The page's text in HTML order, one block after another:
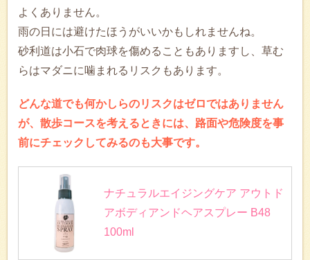
よくありません。
雨の日には避けたほうがいいかもしれませんね。
砂利道は小石で肉球を傷めることもありますし、草む
らはマダニに噛まれるリスクもあります。
どんな道でも何かしらのリスクはゼロではありません
が、散歩コースを考えるときには、路面や危険度を事
前にチェックしてみるのも大事です。
ナチュラルエイジングケア アウトド
アボディアンドヘアスプレー B48
100ml